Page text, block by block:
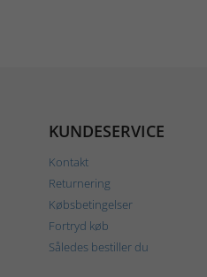
KUNDESERVICE
Kontakt
Returnering
Købsbetingelser
Fortryd køb
Således bestiller du